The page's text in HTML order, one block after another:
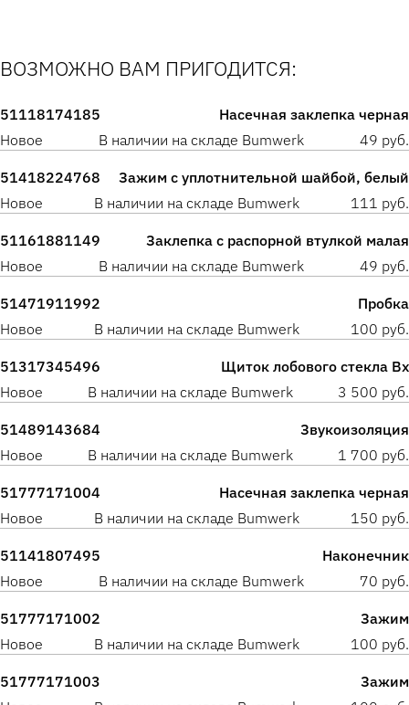
ВОЗМОЖНО ВАМ ПРИГОДИТСЯ:
51118174185
Насечная заклепка черная
Новое
В наличии на складе Bumwerk 49 руб.
51418224768
Зажим с уплотнительной шайбой, белый
Новое
В наличии на складе Bumwerk 111 руб.
51161881149
Заклепка с распорной втулкой малая
Новое
В наличии на складе Bumwerk 49 руб.
51471911992
Пробка
Новое
В наличии на складе Bumwerk 100 руб.
51317345496
Щиток лобового стекла Вх
Новое
В наличии на складе Bumwerk 3 500 руб.
51489143684
Звукоизоляция
Новое
В наличии на складе Bumwerk 1 700 руб.
51777171004
Насечная заклепка черная
Новое
В наличии на складе Bumwerk 150 руб.
51141807495
Наконечник
Новое
В наличии на складе Bumwerk 70 руб.
51777171002
Зажим
Новое
В наличии на складе Bumwerk 100 руб.
51777171003
Зажим